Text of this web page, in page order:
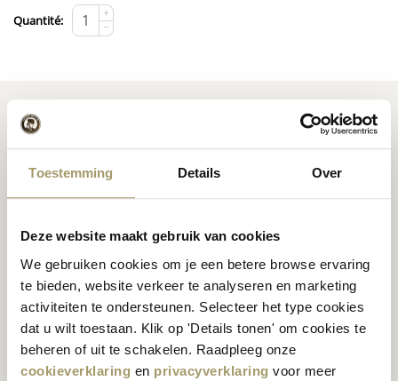
Toestemming Details Over
Deze website maakt gebruik van cookies
We gebruiken cookies om je een betere browse ervaring
te bieden, website verkeer te analyseren en marketing
activiteiten te ondersteunen. Selecteer het type cookies
dat u wilt toestaan. Klik op 'Details tonen' om cookies te
beheren of uit te schakelen. Raadpleeg onze
cookieverklaring en privacyverklaring voor meer
Quantité:
+
−
Nos clients nous
attribuent une note
moyenne de 9,5 %
Expéditions mondiales